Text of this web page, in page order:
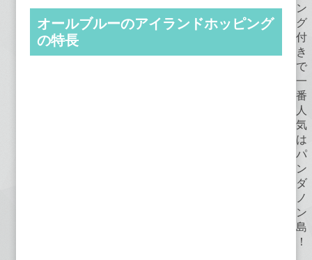
オールブルーのアイランドホッピング
の特長
ン
グ
付
き
で
一
番
人
気
は
パ
ン
ダ
ノ
ン
島
！